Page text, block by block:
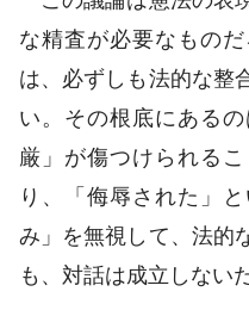
な精査が必要なもの
は、必ずしも法的な整
い。その根底にある
厳」が傷つけられる
り、「侮辱された」
み」を無視して、法的
も、対話は成立しない